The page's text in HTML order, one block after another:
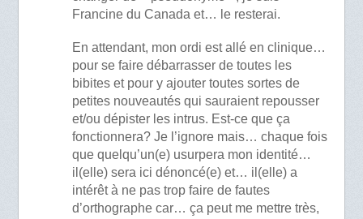
Francine du Canada et… le resterai.
En attendant, mon ordi est allé en clinique…
pour se faire débarrasser de toutes les
bibites et pour y ajouter toutes sortes de
petites nouveautés qui sauraient repousser
et/ou dépister les intrus. Est-ce que ça
fonctionnera? Je l’ignore mais… chaque fois
que quelqu’un(e) usurpera mon identité…
il(elle) sera ici dénoncé(e) et… il(elle) a
intérêt à ne pas trop faire de fautes
d’orthographe car… ça peut me mettre très,